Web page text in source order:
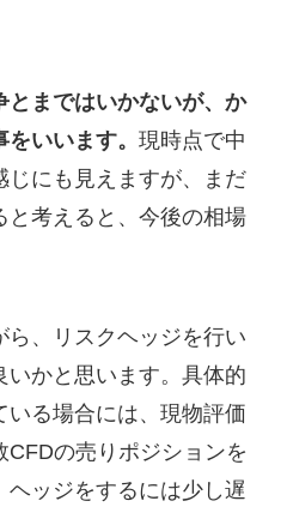
とまではいかないが、か
いいます。 現時点で中
じにも見えますが、まだ
と考えると、今後の相場
、リスクヘッジを行い
かと思います。具体的
いる場合には、現物評価
の売りポジションを
ッジをするには少し遅